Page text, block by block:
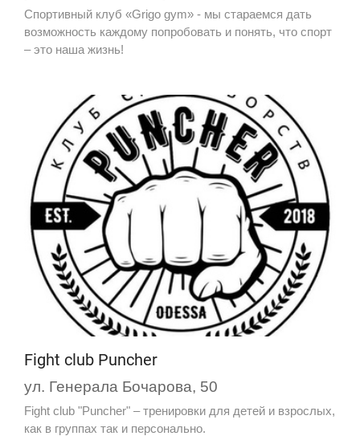
Спортивный клуб «Grigo gym» - мы стараемся дать
возможность каждому попробовать и понять, что спорт
– это наша жизнь!
Fight club Puncher
ул. Генерала Бочарова, 50
Fight club "Puncher" – тренировки для детей и взрослых,
как в группах так и персонально.